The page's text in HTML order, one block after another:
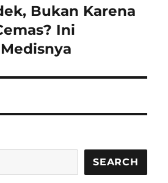
Bukan Karena
Ini
SEARCH